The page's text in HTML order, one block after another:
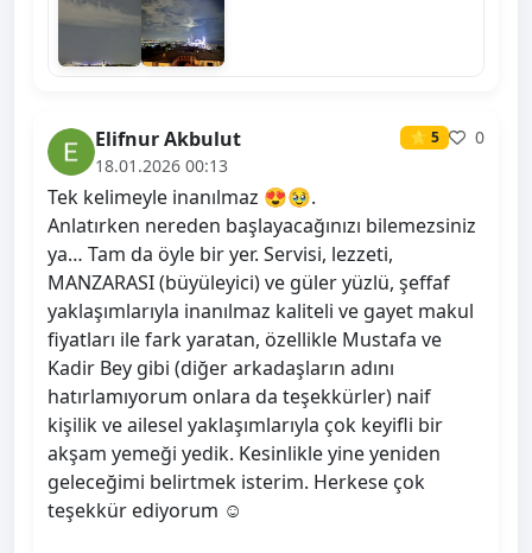
Elifnur Akbulut ⭐ 5
0
18.01.2026 00:13
Tek kelimeyle inanılmaz 😍🥹.
Anlatırken nereden başlayacağınızı bilemezsiniz
ya… Tam da öyle bir yer. Servisi, lezzeti,
MANZARASI (büyüleyici) ve güler yüzlü, şeffaf
yaklaşımlarıyla inanılmaz kaliteli ve gayet makul
fiyatları ile fark yaratan, özellikle Mustafa ve
Kadir Bey gibi (diğer arkadaşların adını
hatırlamıyorum onlara da teşekkürler) naif
kişilik ve ailesel yaklaşımlarıyla çok keyifli bir
akşam yemeği yedik. Kesinlikle yine yeniden
geleceğimi belirtmek isterim. Herkese çok
teşekkür ediyorum ☺️